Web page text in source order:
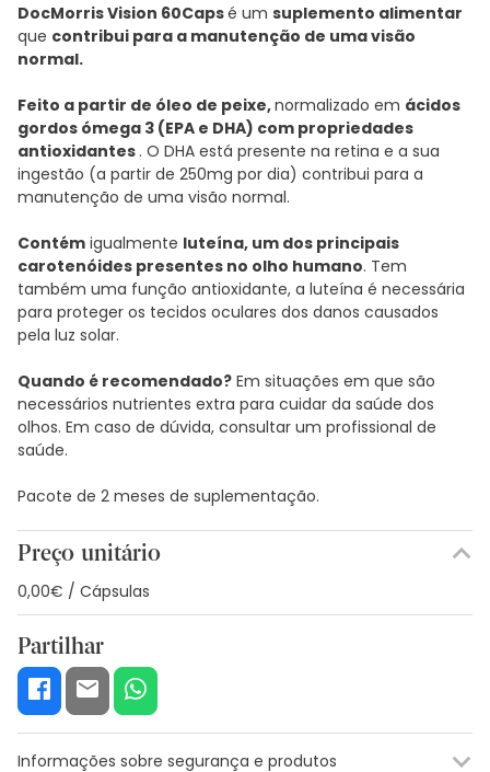
DocMorris Vision 60Capsé um suplemento alimentar
que contribui para a manutenção de uma visão
normal.
Feito a partir de óleo de peixe,normalizado em ácidos
gordos ómega 3 (EPA e DHA) com propriedades
antioxidantes . O DHA está presente na retina e a sua
ingestão (a partir de 250mg por dia) contribui para a
manutenção de uma visão normal.
Contém igualmente luteína, um dos principais
carotenóides presentes no olho humano. Tem
também uma função antioxidante, a luteína é necessária
para proteger os tecidos oculares dos danos causados
pela luz solar.
Quando é recomendado? Em situações em que são
necessários nutrientes extra para cuidar da saúde dos
olhos. Em caso de dúvida, consultar um profissional de
saúde.
Pacote de 2 meses de suplementação.
Preço unitário
0,00€ / Cápsulas
Partilhar
Informações sobre segurança e produtos